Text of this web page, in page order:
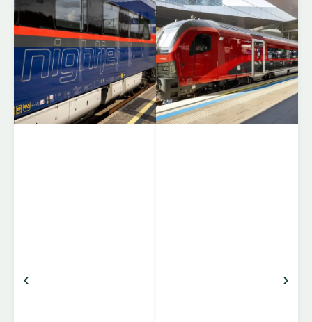
NJ Nattog
ÖBB
Sovevognene I den nye
Nightjet generation har
alle sovekupeer eget
toilet og Deluxe
kupeerne har egen